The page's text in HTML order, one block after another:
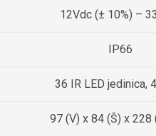
12Vdc (± 10%) –
IP66
36 IR LED jedinica,
97 (V) x 84 (Š) x 228